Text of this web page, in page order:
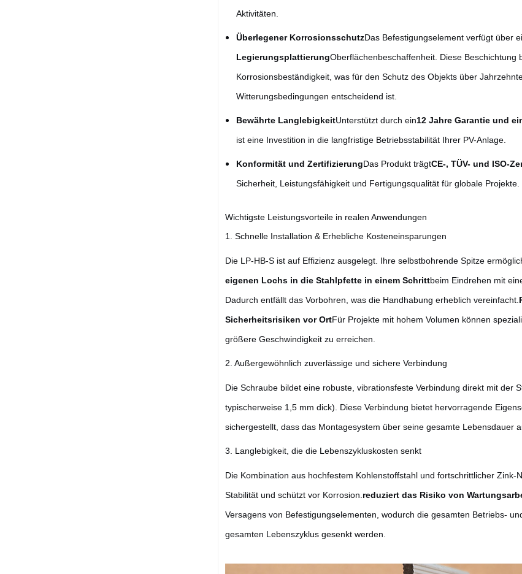
Aktivitäten.
Überlegener KorrosionsschutzDas Befestigungselement verfügt über
LegierungsplattierungOberflächenbeschaffenheit. Diese
Korrosionsbeständigkeit, was für den Schutz des Objekts über
Witterungsbedingungen entscheidend ist.
Bewährte LanglebigkeitUnterstützt durch ein12 Jahre Garantie und
ist eine Investition in die langfristige Betriebsstabilität Ihrer PV-Anlage.
Konformität und ZertifizierungDas Produkt trägtCE-, TÜV- und ISO-
Sicherheit, Leistungsfähigkeit und Fertigungsqualität für globale Projekte.
Wichtigste Leistungsvorteile in realen Anwendungen
1. Schnelle Installation & Erhebliche Kosteneinsparungen
Die LP-HB-S ist auf Effizienz ausgelegt. Ihre selbstbohrende Spitze
eigenen Lochs in die Stahlpfette in einem Schrittbeim Eindrehen mit
Dadurch entfällt das Vorbohren, was die Handhabung erheblich vereinfacht.
Sicherheitsrisiken vor OrtFür Projekte mit hohem Volumen können
größere Geschwindigkeit zu erreichen.
2. Außergewöhnlich zuverlässige und sichere Verbindung
Die Schraube bildet eine robuste, vibrationsfeste Verbindung direkt mit der
typischerweise 1,5 mm dick). Diese Verbindung bietet hervorragende
sichergestellt, dass das Montagesystem über seine gesamte Lebensdauer
3. Langlebigkeit, die die Lebenszykluskosten senkt
Die Kombination aus hochfestem Kohlenstoffstahl und fortschrittlicher
Stabilität und schützt vor Korrosion. reduziert das Risiko von
Versagens von Befestigungselementen, wodurch die gesamten Betriebs-
gesamten Lebenszyklus gesenkt werden.